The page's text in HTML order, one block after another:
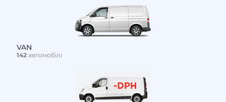
VAN
142автомобілі